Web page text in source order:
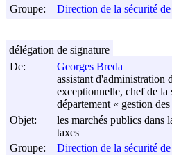
Groupe:
Direction de la sécurité
De:
Georges Breda
assistant d'administration
exceptionnelle, chef de
département « gestion des
Objet:
les marchés publics dans
taxes
Groupe:
Direction de la sécurité
délégation de signature